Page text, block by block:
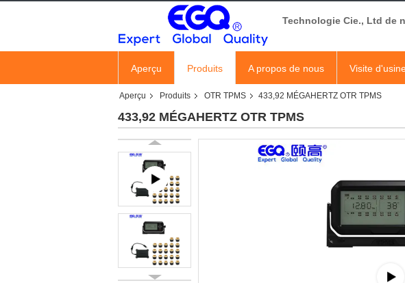
Technologie Cie., Ltd de
Aperçu Produits A propos de nous Visite
Aperçu Produits OTR TPMS 433,92 MÉGAHERTZ OTR TPMS
433,92 MÉGAHERTZ OTR TPMS